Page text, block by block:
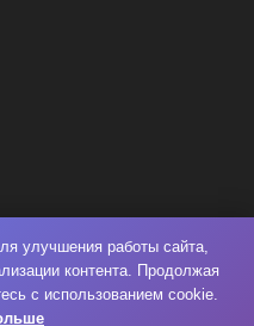
улучшения работы сайта,
контента. Продолжая
с использованием cookie.